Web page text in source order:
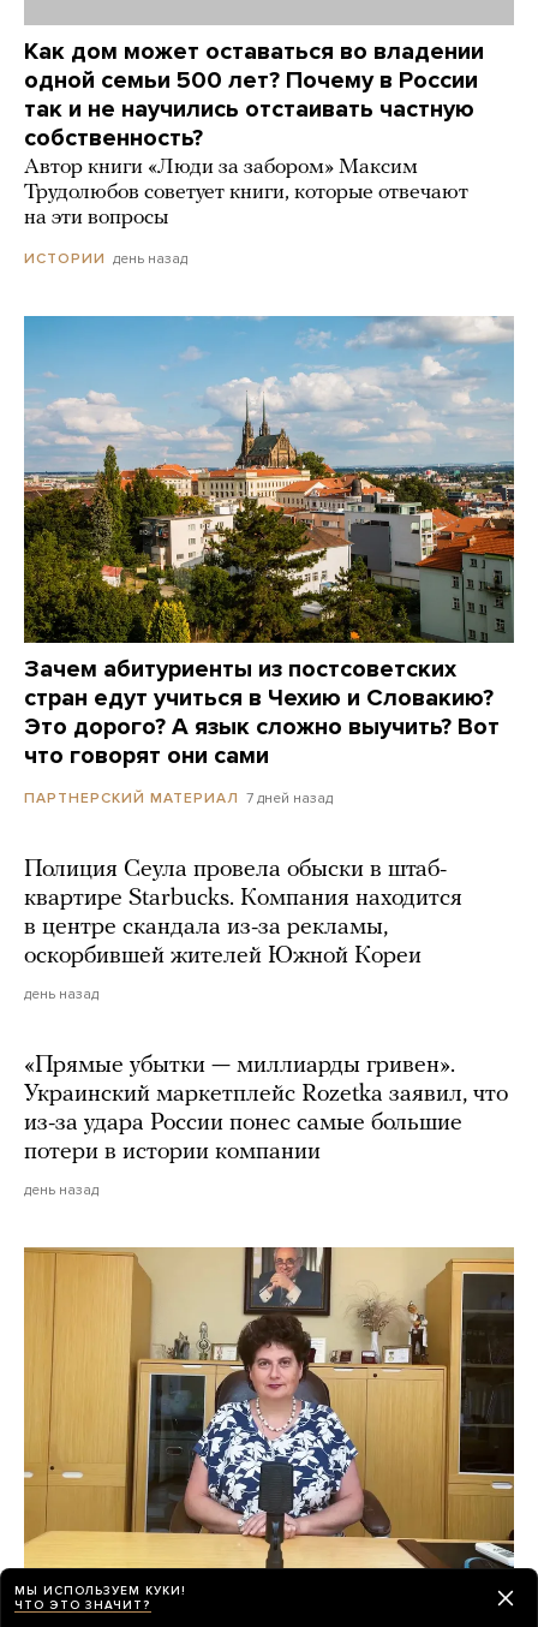
Как дом может оставаться во владении
одной семьи 500 лет? Почему в России
так и не научились отстаивать частную
собственность?
Автор книги «Люди за забором» Максим
Трудолюбов советует книги, которые отвечают
на эти вопросы
ИСТОРИИ день назад
Зачем абитуриенты из постсоветских
стран едут учиться в Чехию и Словакию?
Это дорого? А язык сложно выучить? Вот
что говорят они сами
ПАРТНЕРСКИЙ МАТЕРИАЛ 7 дней назад
Полиция Сеула провела обыски в штаб-
квартире Starbucks. Компания находится
в центре скандала из-за рекламы,
оскорбившей жителей Южной Кореи
день назад
«Прямые убытки — миллиарды гривен».
Украинский маркетплейс Rozetka заявил, что
из-за удара России понес самые большие
потери в истории компании
день назад
«Психиатрия возвращается в темные
МЫ ИСПОЛЬЗУЕМ КУКИ!
ЧТО ЭТО ЗНАЧИТ?